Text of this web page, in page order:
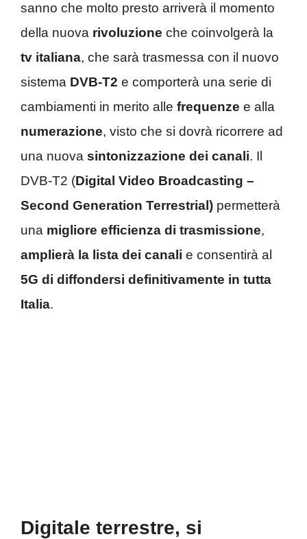
sanno che molto presto arriverà il momento
della nuova rivoluzione che coinvolgerà la
tv italiana, che sarà trasmessa con il nuovo
sistema DVB-T2 e comporterà una serie di
cambiamenti in merito all e frequenze e alla
numerazione, visto che si dovrà ricorrere ad
una nuova sintonizzazione dei canali. Il
DVB-T2 (Digital Video Broadcasting –
Second Generation Terrestrial) permetterà
una migliore efficienza di trasmissione,
amplierà la lista dei canali e consentirà al
5G di diffondersi definitivamente in tutta
Italia.
Digitale terrestre, si